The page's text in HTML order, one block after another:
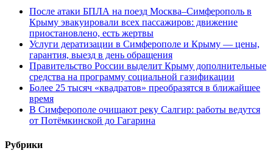
После атаки БПЛА на поезд Москва–Симферополь в
Крыму эвакуировали всех пассажиров: движение
приостановлено, есть жертвы
Услуги дератизации в Симферополе и Крыму — цены,
гарантия, выезд в день обращения
Правительство России выделит Крыму дополнительные
средства на программу социальной газификации
Более 25 тысяч «квадратов» преобразятся в ближайшее
время
В Симферополе очищают реку Салгир: работы ведутся
от Потёмкинской до Гагарина
Рубрики